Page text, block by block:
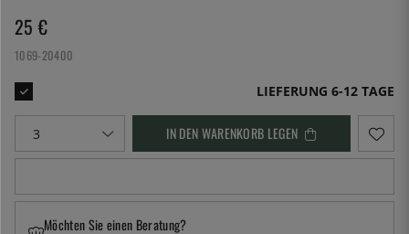
25 €
1069-20400
LIEFERUNG 6-12 TAGE
IN DEN WARENKORB LEGEN
Möchten Sie einen Beratung?